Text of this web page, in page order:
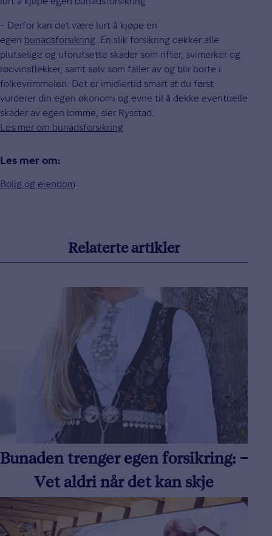
– Derfor kan det være lurt å kjøpe en
egen bunadsforsikring . En slik forsikring dekker alle
plutselige og uforutsette skader som rifter, svimerker og
rødvinsflekker, samt sølv som faller av og blir borte i
folkevrimmelen. Det er imidlertid smart at du først
vurderer din egen økonomi og evne til å dekke eventuelle
skader av egen lomme, sier Rysstad.
Les mer om bunadsforsikring
Les mer om:
Bolig og eiendom
Relaterte artikler
Bunaden trenger egen forsikring: –
Vet aldri når det kan skje